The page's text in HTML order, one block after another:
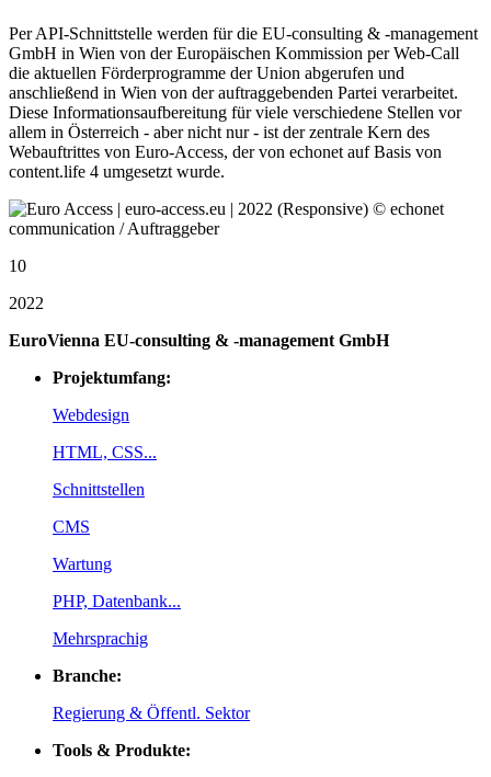
Per API-Schnittstelle werden für die EU-consulting & -management
GmbH in Wien von der Europäischen Kommission per Web-Call
die aktuellen Förderprogramme der Union abgerufen und
anschließend in Wien von der auftraggebenden Partei verarbeitet.
Diese Informationsaufbereitung für viele verschiedene Stellen vor
allem in Österreich - aber nicht nur - ist der zentrale Kern des
Webauftrittes von Euro-Access, der von echonet auf Basis von
content.life 4 umgesetzt wurde.
10
2022
EuroVienna EU-consulting & -management GmbH
Projektumfang:
Webdesign
HTML, CSS...
Schnittstellen
CMS
Wartung
PHP, Datenbank...
Mehrsprachig
Branche:
Regierung & Öffentl. Sektor
Tools & Produkte: